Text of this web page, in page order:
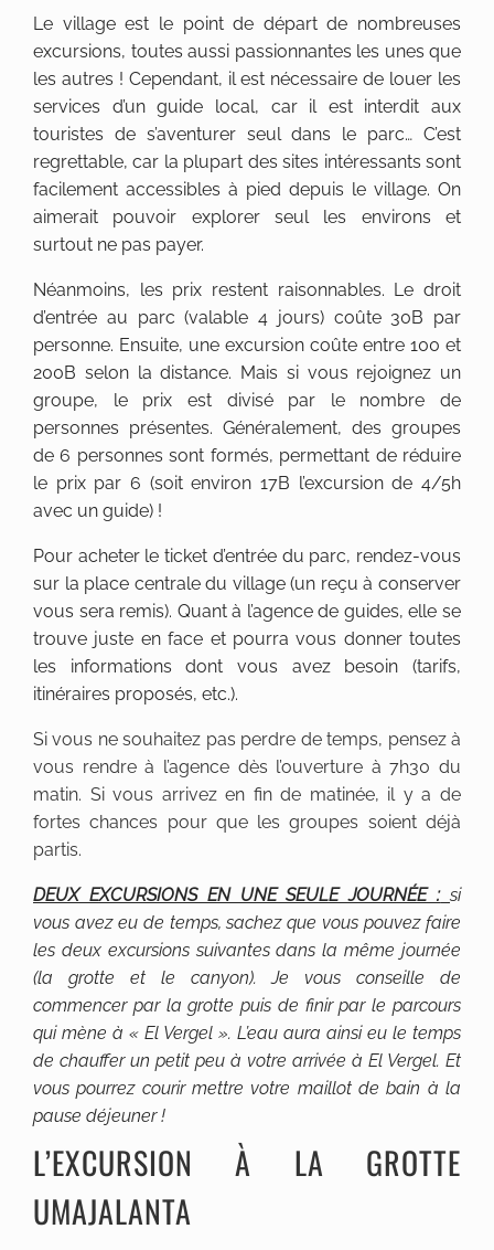
Le village est le point de départ de nombreuses
excursions, toutes aussi passionnantes les unes que
les autres ! Cependant, il est nécessaire de louer les
services d’un guide local, car il est interdit aux
touristes de s’aventurer seul dans le parc… C’est
regrettable, car la plupart des sites intéressants sont
facilement accessibles à pied depuis le village. On
aimerait pouvoir explorer seul les environs et
surtout ne pas payer.
Néanmoins, les prix restent raisonnables. Le droit
d’entrée au parc (valable 4 jours) coûte 30B par
personne. Ensuite, une excursion coûte entre 100 et
200B selon la distance. Mais si vous rejoignez un
groupe, le prix est divisé par le nombre de
personnes présentes. Généralement, des groupes
de 6 personnes sont formés, permettant de réduire
le prix par 6 (soit environ 17B l’excursion de 4/5h
avec un guide) !
Pour acheter le ticket d’entrée du parc, rendez-vous
sur la place centrale du village (un reçu à conserver
vous sera remis). Quant à l’agence de guides, elle se
trouve juste en face et pourra vous donner toutes
les informations dont vous avez besoin (tarifs,
itinéraires proposés, etc.).
Si vous ne souhaitez pas perdre de temps, pensez à
vous rendre à l’agence dès l’ouverture à 7h30 du
matin. Si vous arrivez en fin de matinée, il y a de
fortes chances pour que les groupes soient déjà
partis.
DEUX EXCURSIONS EN UNE SEULE JOURNÉE : si
vous avez eu de temps, sachez que vous pouvez faire
les deux excursions suivantes dans la même journée
(la grotte et le canyon). Je vous conseille de
commencer par la grotte puis de finir par le parcours
qui mène à « El Vergel ». L’eau aura ainsi eu le temps
de chauffer un petit peu à votre arrivée à El Vergel. Et
vous pourrez courir mettre votre maillot de bain à la
pause déjeuner !
L’EXCURSION À LA GROTTE
UMAJALANTA